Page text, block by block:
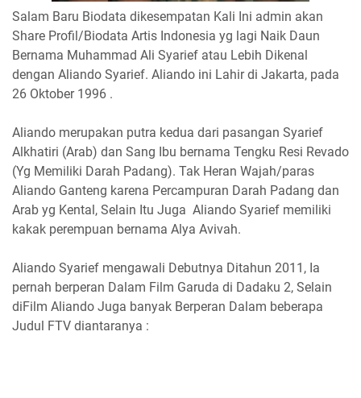
Salam Baru Biodata dikesempatan Kali Ini admin akan
Share Profil/Biodata Artis Indonesia yg lagi Naik Daun
Bernama Muhammad Ali Syarief atau Lebih Dikenal
dengan Aliando Syarief. Aliando ini Lahir di Jakarta, pada
26 Oktober 1996 .
Aliando merupakan putra kedua dari pasangan Syarief
Alkhatiri (Arab) dan Sang Ibu bernama Tengku Resi Revado
(Yg Memiliki Darah Padang). Tak Heran Wajah/paras
Aliando Ganteng karena Percampuran Darah Padang dan
Arab yg Kental, Selain Itu Juga Aliando Syarief memiliki
kakak perempuan bernama Alya Avivah.
Aliando Syarief mengawali Debutnya Ditahun 2011, Ia
pernah berperan Dalam Film Garuda di Dadaku 2, Selain
diFilm Aliando Juga banyak Berperan Dalam beberapa
Judul FTV diantaranya :